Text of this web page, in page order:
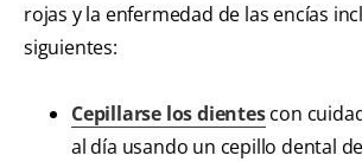
rojas y la enfermedad de las encías
siguientes:
Cepillarse los dientescon
al día usando un cepillo dental